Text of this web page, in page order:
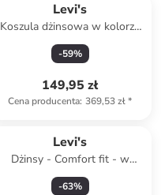
Levi's
Koszula dżinsowa w kolorze
niebieskim
-59%
149,95 zł
Cena producenta: 369,53 zł*
Levi's
Dżinsy - Comfort fit - w
kolorze granatowym
-63%